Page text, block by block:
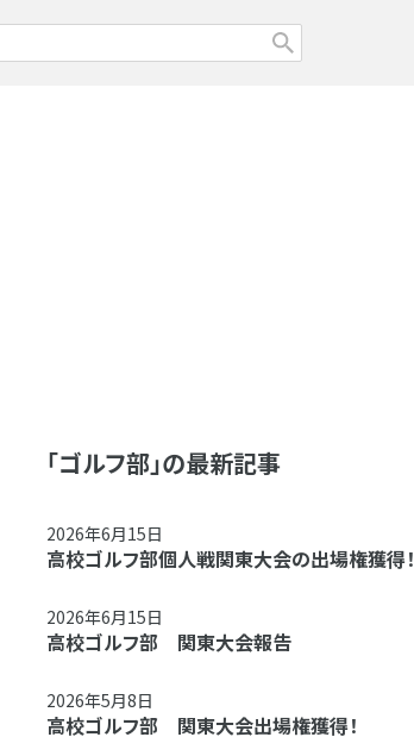
「ゴルフ部」の最新記事
2026年6月15日
高校ゴルフ部個人戦関東大会の出場権獲得！
2026年6月15日
高校ゴルフ部 関東大会報告
2026年5月8日
高校ゴルフ部 関東大会出場権獲得！